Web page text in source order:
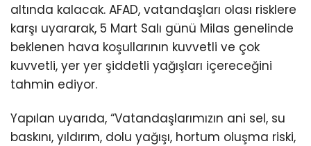
altında kalacak. AFAD, vatandaşları olası risklere
karşı uyararak, 5 Mart Salı günü Milas genelinde
beklenen hava koşullarının kuvvetli ve çok
kuvvetli, yer yer şiddetli yağışları içereceğini
tahmin ediyor.
Yapılan uyarıda, “Vatandaşlarımızın ani sel, su
baskını, yıldırım, dolu yağışı, hortum oluşma riski,